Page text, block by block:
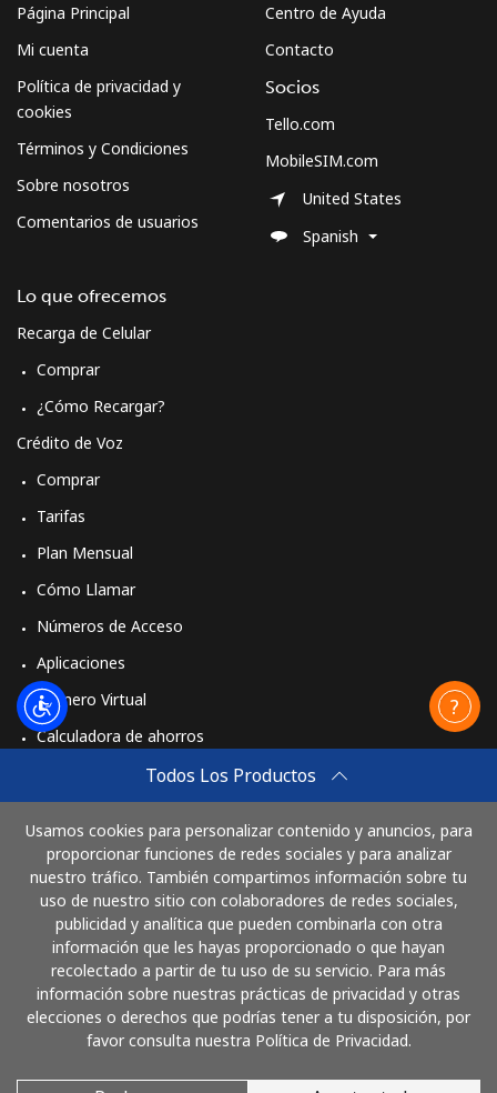
Todos Los Productos
Usamos cookies para personalizar contenido y anuncios, para
proporcionar funciones de redes sociales y para analizar
nuestro tráfico. También compartimos información sobre tu
uso de nuestro sitio con colaboradores de redes sociales,
publicidad y analítica que pueden combinarla con otra
información que les hayas proporcionado o que hayan
recolectado a partir de tu uso de su servicio. Para más
información sobre nuestras prácticas de privacidad y otras
elecciones o derechos que podrías tener a tu disposición, por
favor consulta nuestra Política de Privacidad.
Página Principal
Mi cuenta
Política de privacidad y
cookies
Términos y Condiciones
Sobre nosotros
Comentarios de usuarios
Lo que ofrecemos
Recarga de Celular
Comprar
¿Cómo Recargar?
Crédito de Voz
Comprar
Tarifas
Plan Mensual
Cómo Llamar
Números de Acceso
Aplicaciones
Número Virtual
Calculadora de ahorros
Comprar
Cómo funciona
Centro de Ayuda
Contacto
Socios
Tello.com
MobileSIM.com
United States
Spanish
Paga con